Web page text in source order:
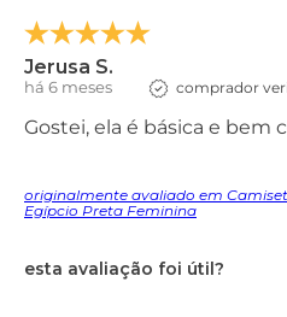
Jerusa S.
há 6 meses comprador
Gostei, ela é básica e bem
originalmente avaliado em
Egípcio Preta Feminina
esta avaliação foi útil?